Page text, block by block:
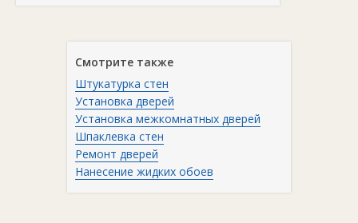
Смотрите также
Штукатурка стен
Установка дверей
Установка межкомнатных дверей
Шпаклевка стен
Ремонт дверей
Нанесение жидких обоев